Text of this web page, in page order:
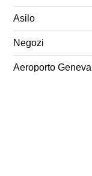
Asilo
Negozi
Aeroporto Geneva